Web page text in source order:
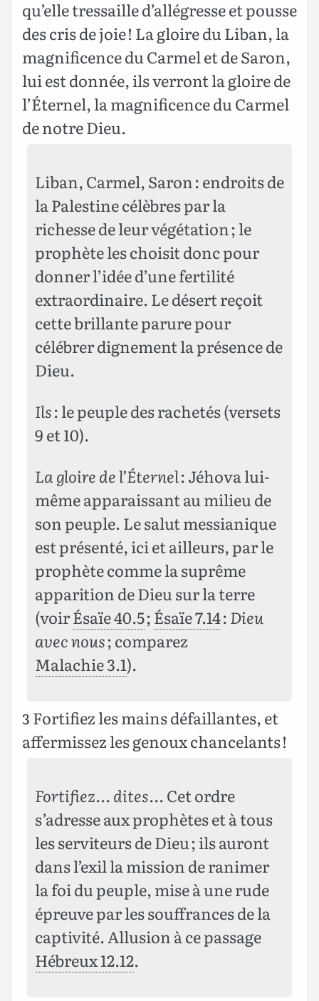
qu’elle tressaille d’allégresse et pousse
des cris de joie ! La gloire du Liban, la
magnificence du Carmel et de Saron,
lui est donnée, ils verront la gloire de
l’Éternel, la magnificence du Carmel
de notre Dieu.
Liban, Carmel, Saron : endroits de
la Palestine célèbres par la
richesse de leur végétation ; le
prophète les choisit donc pour
donner l’idée d’une fertilité
extraordinaire. Le désert reçoit
cette brillante parure pour
célébrer dignement la présence de
Dieu.
Ils: le peuple des rachetés (versets
9 et 10).
La gloire de l’Éternel: Jéhova lui-
même apparaissant au milieu de
son peuple. Le salut messianique
est présenté, ici et ailleurs, par le
prophète comme la suprême
apparition de Dieu sur la terre
(voirÉsaïe 40.5;Ésaïe 7.14:Dieu
avec nous; comparez
Malachie 3.1).
3 Fortifiez les mains défaillantes, et
affermissez les genoux chancelants !
Fortifiez… dites…Cet ordre
s’adresse aux prophètes et à tous
les serviteurs de Dieu ; ils auront
dans l’exil la mission de ranimer
la foi du peuple, mise à une rude
épreuve par les souffrances de la
captivité. Allusion à ce passage
Hébreux 12.12.